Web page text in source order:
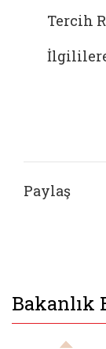
Tercih
Paylaş
Bakanlık